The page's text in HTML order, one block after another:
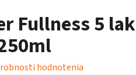
Fullness 5 lak
hodnotenia